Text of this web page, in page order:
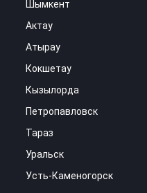
Шымкент
Актау
Атырау
Кокшетау
Кызылорда
Петропавловск
Тараз
Уральск
Усть-Каменогорск